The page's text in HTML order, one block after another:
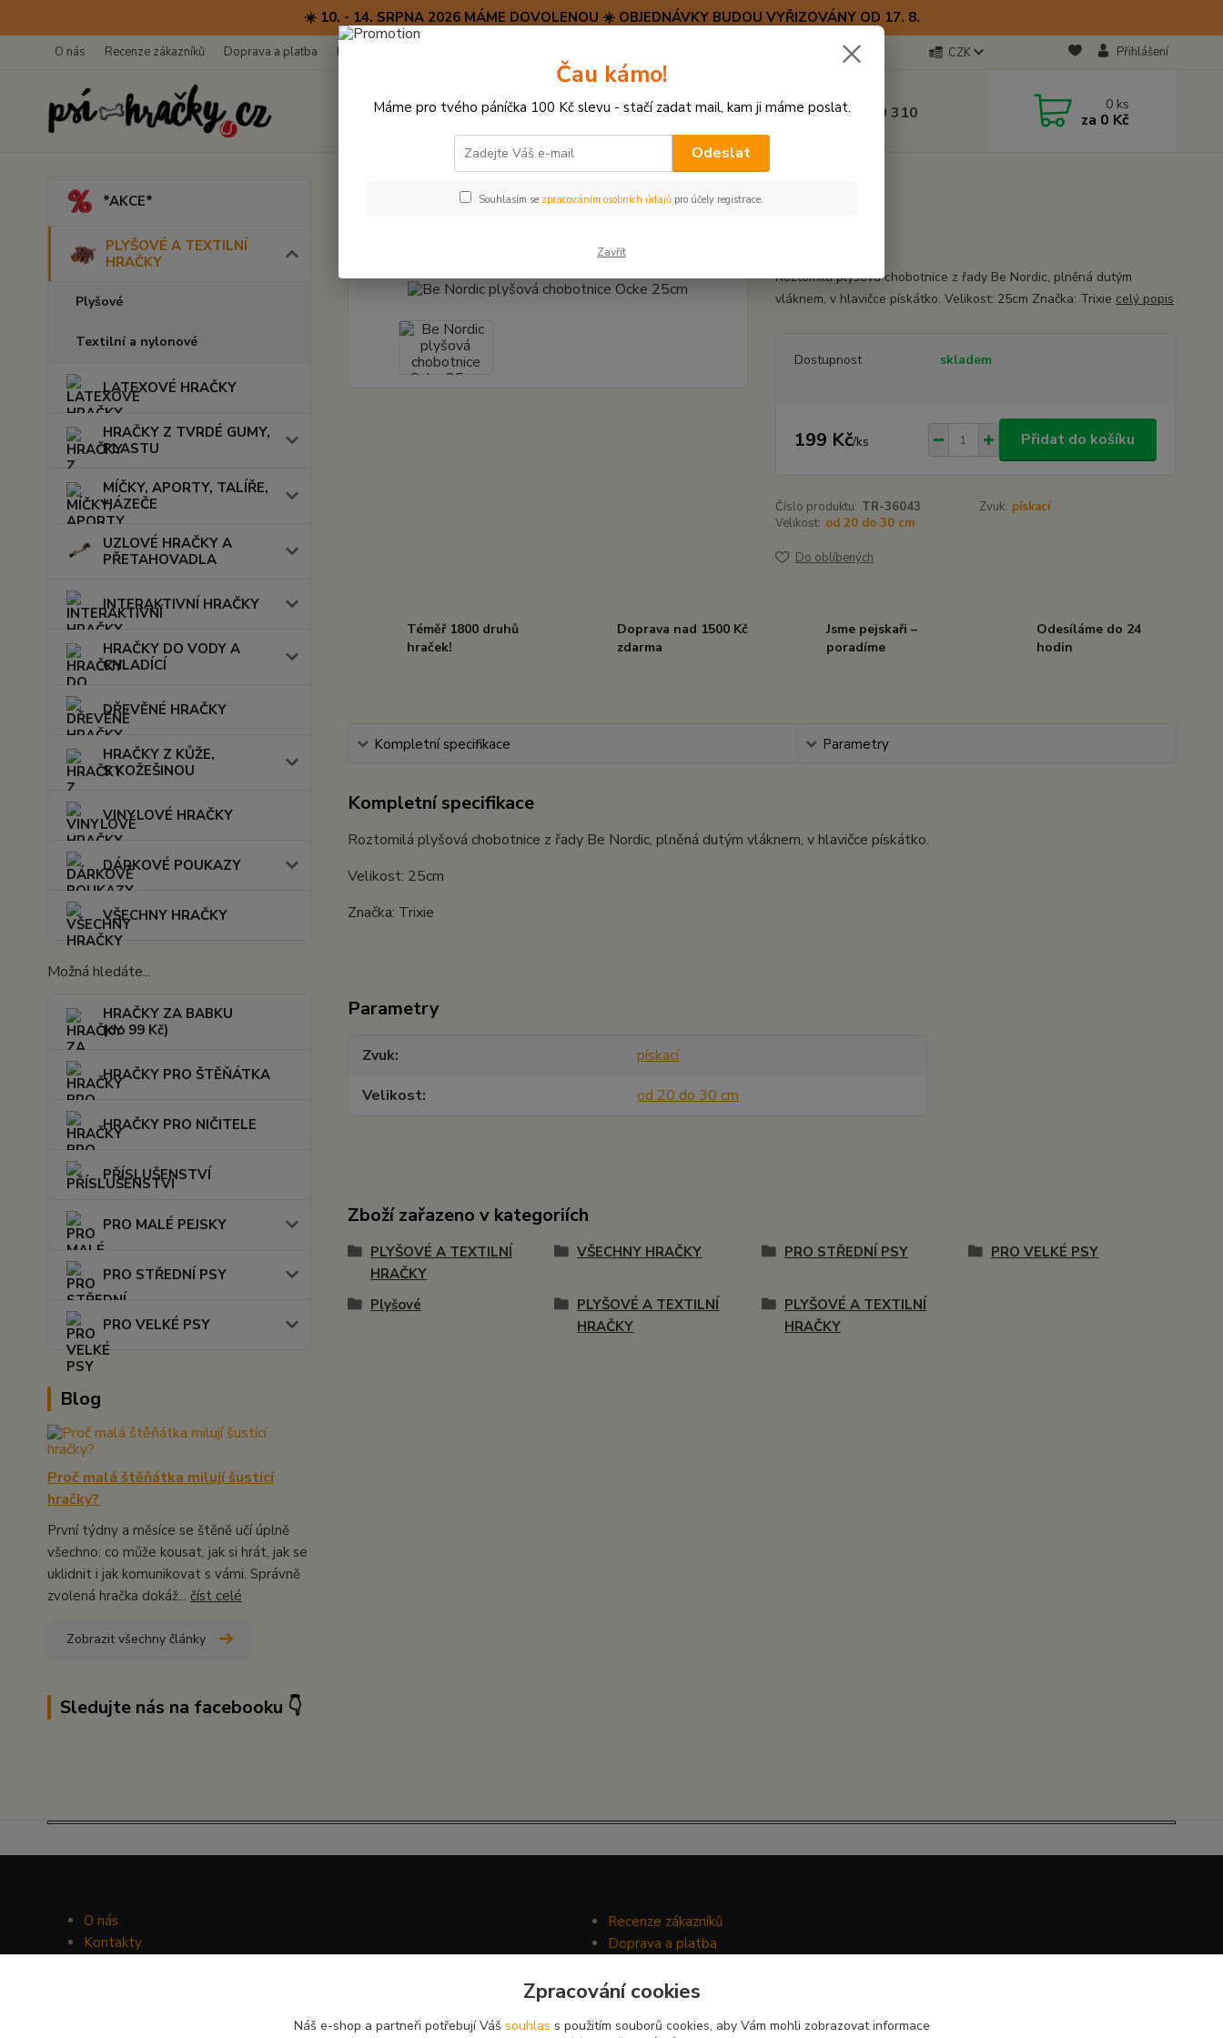
☀️ 10. - 14. SRPNA 2026 MÁME DOVOLENOU ☀️ OBJEDNÁVKY BUDOU VYŘIZOVÁNY OD 17. 8.
O nás Recenze zákazníků Doprava a platba Kontakty CZK Přihlášení
Hledat (+420) 723 770 310 0 ks
za 0 Kč
*AKCE*
PLYŠOVÉ A TEXTILNÍ
HRAČKY
Plyšové
Textilní a nylonové
LATEXOVÉ HRAČKY
HRAČKY Z TVRDÉ GUMY,
PLASTU
MÍČKY, APORTY, TALÍŘE,
HÁZEČE
UZLOVÉ HRAČKY A
PŘETAHOVADLA
INTERAKTIVNÍ HRAČKY
HRAČKY DO VODY A
CHLADÍCÍ
DŘEVĚNÉ HRAČKY
HRAČKY Z KŮŽE,
S KOŽEŠINOU
VINYLOVÉ HRAČKY
DÁRKOVÉ POUKAZY
VŠECHNY HRAČKY
Možná hledáte...
HRAČKY ZA BABKU
(do 99 Kč)
HRAČKY PRO ŠTĚŇÁTKA
HRAČKY PRO NIČITELE
PŘÍSLUŠENSTVÍ
PRO MALÉ PEJSKY
PRO STŘEDNÍ PSY
PRO VELKÉ PSY
Blog
Proč malá štěňátka milují šustící
hračky?
První týdny a měsíce se štěně učí úplně
všechno: co může kousat, jak si hrát, jak se
uklidnit i jak komunikovat s vámi. Správně
zvolená hračka dokáž... číst celé
Zobrazit všechny články
Sledujte nás na facebooku 👇
Roztomilá plyšová chobotnice z řady Be Nordic, plněná dutým
vláknem, v hlavičce pískátko. Velikost: 25cm Značka: Trixie celý popis
Dostupnost skladem
199 Kč/ks Přidat do košíku
Číslo produktu: TR-36043 Zvuk: pískací
Velikost: od 20 do 30 cm
Do oblíbených
Téměř 1800 druhů
hraček!
Doprava nad 1500 Kč
zdarma
Jsme pejskaři –
poradíme
Odesíláme do 24
hodin
Kompletní specifikace Parametry
Kompletní specifikace
Roztomilá plyšová chobotnice z řady Be Nordic, plněná dutým vláknem, v hlavičce pískátko.
Velikost: 25cm
Značka: Trixie
Parametry
Zvuk
pískací
Velikost
od 20 do 30 cm
Zboží zařazeno v kategoriích
PLYŠOVÉ A TEXTILNÍ
HRAČKY
VŠECHNY HRAČKY PRO STŘEDNÍ PSY PRO VELKÉ PSY
Plyšové
PLYŠOVÉ A TEXTILNÍ
HRAČKY
PLYŠOVÉ A TEXTILNÍ
HRAČKY
O nás
Kontakty
Recenze zákazníků
Doprava a platba
Obchodní podmínky
Čau kámo!
Máme pro tvého páníčka 100 Kč slevu - stačí zadat mail, kam ji máme poslat.
Odeslat
Souhlasím se zpracováním osobních údajů pro účely registrace.
Zavřít
Zpracování cookies
Náš e-shop a partneři potřebují Váš souhlas s použitím souborů cookies, aby Vám mohli zobrazovat informace